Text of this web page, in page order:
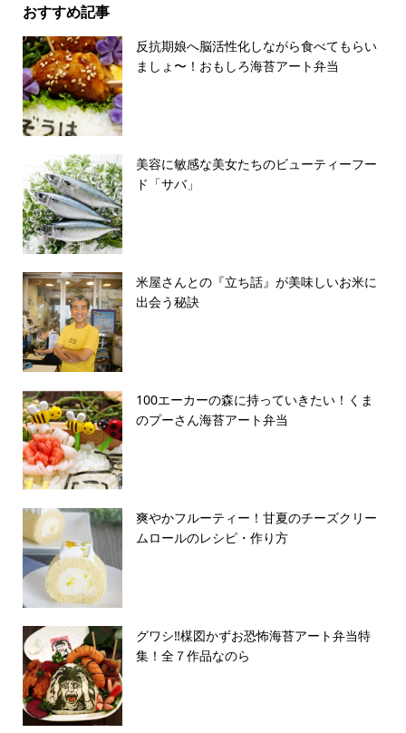
おすすめ記事
反抗期娘へ脳活性化しながら食べてもらい
ましょ〜！おもしろ海苔アート弁当
美容に敏感な美女たちのビューティーフー
ド「サバ」
米屋さんとの『立ち話』が美味しいお米に
出会う秘訣
100エーカーの森に持っていきたい！くま
のプーさん海苔アート弁当
爽やかフルーティー！甘夏のチーズクリー
ムロールのレシピ・作り方
グワシ‼︎楳図かずお恐怖海苔アート弁当特
集！全７作品なのら